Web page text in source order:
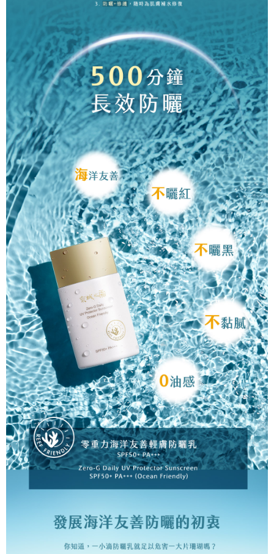
消。如遇「轉專審核」未通過狀況，表示未達大哥付你分期系統評分，恕無
【繳款方式說明】
1.分期款項不併入電信帳單，「大哥付你分期」於每月結算日後寄送繳費提
醒簡訊。
2.透過簡訊連結打開帳單後，可選擇「超商條碼／台灣大直營門市／銀行轉
帳／街口支付／iPASS MONEY」等通路繳費。
【注意事項】
1.本服務係由「台灣大哥大股份有限公司」（以下簡稱本公司）所提供，讓
用戶於交易時，得透過本服務購買商品或服務，並由商店將買賣／分期付款
買賣價金債權讓與本公司後，依約使用本公司帳單繳交帳款。
2.基於同意付款使用「大哥付你分期」之契約關係目的，商店將以您的個人
資料（包含姓名、電話或地址）提供予台灣大哥大進項蒐集、處理及利用，
由本公司與您本人進行分期帳單所需資料之確認、核對及更正。
3.完整用戶服務條款，請詳閱以下連結：https://oppay.tw/userRule
１．簡單：不需註冊會員、不需綁卡、不需儲值。
３．安心：先確認商品／服務後，再付款。
【「AFTEE先享後付」結帳流程】
１．於結帳方式選擇「AFTEE先享後付」後，將跳轉至「AFTEE先享後付」
結帳頁面，進行簡訊認證並確認金額後，即可完成結帳。
２．訂單成立數日內，您將收到繳費通知簡訊。
３．收到繳費通知簡訊後14天內，點擊此簡訊中的連結，可透過四大超商／
ATM／網路銀行／等多元方式進行付款，方視為交易完成。
※ 請注意：結帳手續完成當下不需立刻繳費，但若您需要取消訂單，請聯絡
購買商品的店家。未經商家同意取消之訂單仍視為有效，需透過AFTEE先享
後付繳納相關費用。
※ 交易是否成功請以「AFTEE先享後付 」之結帳頁面顯示為準，若有關於
是否繳費成功／繳費後需取消欲退款等相關疑問，請聯繫「AFTEE先享後付
客戶支援中心」 https://netprotections.freshdesk.com/support/home
【注意事項】
１．透過由恩沛科技股份有限公司提供之「AFTEE先享後付」服務完成之交
易，需依本服務之必要範圍內提供個人資料，並將交易相關給付款項請求債
權轉讓予恩沛科技股份有限公司。
２．關於個人資料處理事宜，請瀏覽以下網址：
https://aftee.tw/terms/#terms3
３．未成年的使用者請事先徵得法定代理人或監護人之同意方可使用
「AFTEE先享後付」，若未經同意申辦者引起之損失，本公司不負相關責
任。
４．使用「AFTEE先享後付」時，將依據個別帳號之用戶狀況，依本公司即
時審查核予不同之上限額度；若仍有額度不足之情形，本公司將視審查結果
請求用戶進行身份認證。
５．嚴禁一人註冊多個帳號或使用他人資訊註冊。若發現惡意使用之情形，
恩沛科技股份有限公司將有權停止該用戶之使用額度並採取法律行動。
全家取貨付款
每筆NT$80，滿NT$599(含以上)免運費
付款後全家取貨
每筆NT$80，滿NT$599(含以上)免運費
萊爾富取貨付款
每筆NT$80，滿NT$599(含以上)免運費
付款後萊爾富取貨
每筆NT$80，滿NT$599(含以上)免運費
7-11取貨付款
每筆NT$80，滿NT$599(含以上)免運費
付款後7-11取貨
每筆NT$80，滿NT$599(含以上)免運費
一般宅配
每筆NT$80，滿NT$599(含以上)免運費
離島宅配
每筆NT$220，滿NT$599(含以上)免運費